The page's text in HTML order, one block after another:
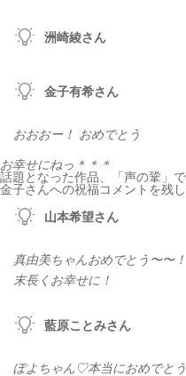
洲崎綾さん
金子有希さん
おおおー！ おめでとう
お幸せにねっ＊＊＊
話題となった作品、「声の鞏」
金子さんへの祝福コメントを残
山本希望さん
真由美ちゃんおめでとう〜〜！
末長くお幸せに！
藍原ことみさん
ぽよちゃん♡本当におめでと